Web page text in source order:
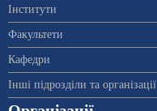
Інститути
Факультети
Кафедри
Інші підрозділи та організації